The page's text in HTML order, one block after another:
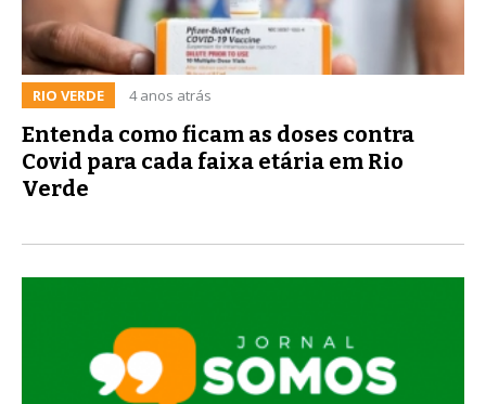
RIO VERDE 4 anos atrás
Entenda como ficam as doses contra
Covid para cada faixa etária em Rio
Verde